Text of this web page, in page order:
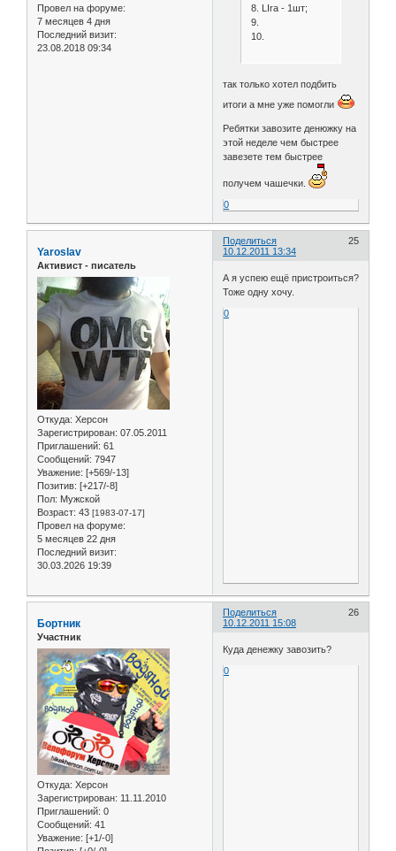
Провел на форуме:
7 месяцев 4 дня
Последний визит:
23.08.2018 09:34
8. LIra - 1шт;
9.
10.
так только хотел подбить
итоги а мне уже помогли
Ребятки завозите денюжку на
этой неделе чем быстрее
завезете тем быстрее
получем чашечки.
0
Поделиться
25
10.12.2011 13:34
Yaroslav
Активист - писатель
Откуда: Херсон
Зарегистрирован: 07.05.2011
Приглашений: 61
Сообщений: 7947
Уважение: [+569/-13]
Позитив: [+217/-8]
Пол: Мужской
Возраст: 43 [1983-07-17]
Провел на форуме:
5 месяцев 22 дня
Последний визит:
30.03.2026 19:39
А я успею ещё пристроиться?
Тоже одну хочу.
0
Поделиться
26
10.12.2011 15:08
Бортник
Участник
Откуда: Херсон
Зарегистрирован: 11.11.2010
Приглашений: 0
Сообщений: 41
Уважение: [+1/-0]
Куда денежку завозить?
0